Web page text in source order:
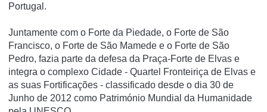
Portugal.
Juntamente com o Forte da Piedade, o Forte de São
Francisco, o Forte de São Mamede e o Forte de São
Pedro, fazia parte da defesa da Praça-Forte de Elvas e
integra o complexo Cidade - Quartel Fronteiriça de Elvas e
as suas Fortificações - classificado desde o dia 30 de
Junho de 2012 como Património Mundial da Humanidade